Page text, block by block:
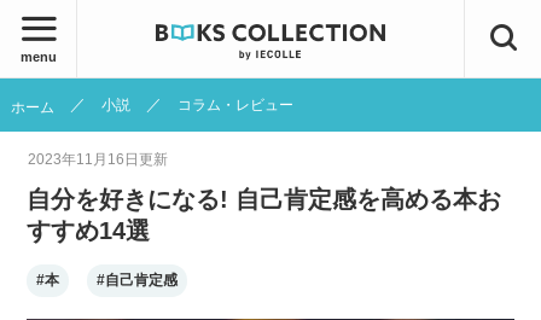
menu
ホーム 小説 コラム・レビュー
2023年11月16日更新
自分を好きになる! 自己肯定感を高める本お
すすめ14選
#本 #自己肯定感